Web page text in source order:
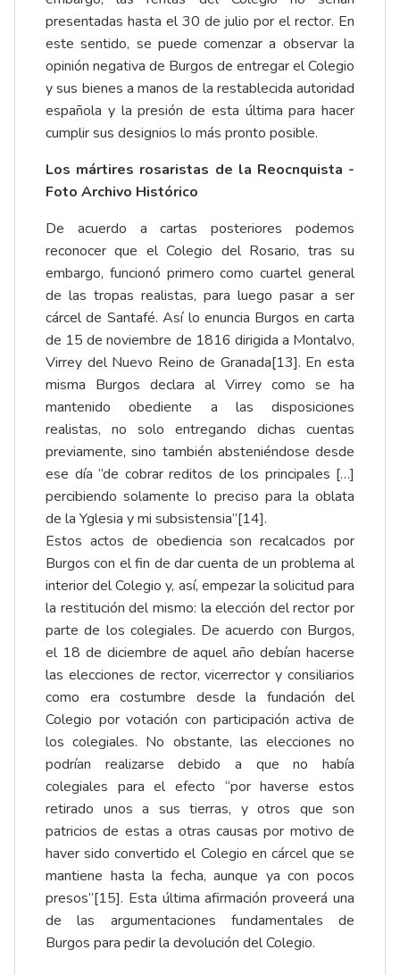
presentadas hasta el 30 de julio por el rector. En
este sentido, se puede comenzar a observar la
opinión negativa de Burgos de entregar el Colegio
y sus bienes a manos de la restablecida autoridad
española y la presión de esta última para hacer
cumplir sus designios lo más pronto posible.
Los mártires rosaristas de la Reocnquista -
Foto Archivo Histórico
De acuerdo a cartas posteriores podemos
reconocer que el Colegio del Rosario, tras su
embargo, funcionó primero como cuartel general
de las tropas realistas, para luego pasar a ser
cárcel de Santafé. Así lo enuncia Burgos en carta
de 15 de noviembre de 1816 dirigida a Montalvo,
Virrey del Nuevo Reino de Granada[13]. En esta
misma Burgos declara al Virrey como se ha
mantenido obediente a las disposiciones
realistas, no solo entregando dichas cuentas
previamente, sino también absteniéndose desde
ese día “de cobrar reditos de los principales […]
percibiendo solamente lo preciso para la oblata
de la Yglesia y mi subsistensia”[14].
Estos actos de obediencia son recalcados por
Burgos con el fin de dar cuenta de un problema al
interior del Colegio y, así, empezar la solicitud para
la restitución del mismo: la elección del rector por
parte de los colegiales. De acuerdo con Burgos,
el 18 de diciembre de aquel año debían hacerse
las elecciones de rector, vicerrector y consiliarios
como era costumbre desde la fundación del
Colegio por votación con participación activa de
los colegiales. No obstante, las elecciones no
podrían realizarse debido a que no había
colegiales para el efecto “por haverse estos
retirado unos a sus tierras, y otros que son
patricios de estas a otras causas por motivo de
haver sido convertido el Colegio en cárcel que se
mantiene hasta la fecha, aunque ya con pocos
presos”[15]. Esta última afirmación proveerá una
de las argumentaciones fundamentales de
Burgos para pedir la devolución del Colegio.